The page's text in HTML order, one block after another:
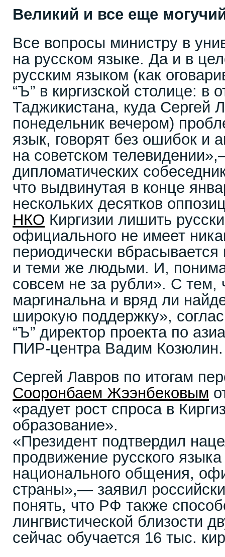
Великий и все еще
Все вопросы министру в
на русском языке. Да и в
русским языком (как
“Ъ” в киргизской столице: в
Таджикистана, куда Сергей
понедельник вечером)
язык, говорят без ошибок и
на советском
дипломатических
что выдвинутая в конце
нескольких десятков
НКО Киргизии лишить
официального не имеет
периодически
и теми же людьми. И,
совсем не за рубли». С тем,
маргинальна и вряд ли
широкую поддержку»,
“Ъ” директор проекта по
ПИР-центра Вадим Козюлин.
Сергей Лавров по итогам
Сооронбаем Жээнбековым
«радует рост спроса в
образование».
«Президент подтвердил
продвижение русского
национального общения,
страны»,— заявил
понять, что РФ также
лингвистической близости
сейчас обучается 16 тыс.